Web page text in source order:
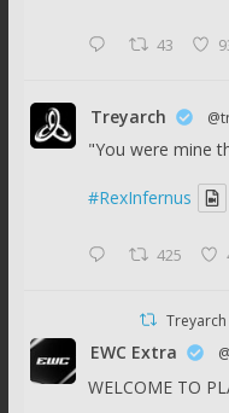
43
Treyarch
"You were mine
#RexInfernus
425
EWC Extra
WELCOME TO